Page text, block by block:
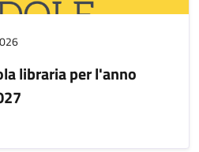
libraria per l'anno